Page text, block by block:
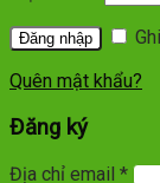
Quên mật khẩu?
Đăng ký
Địa chỉ email *